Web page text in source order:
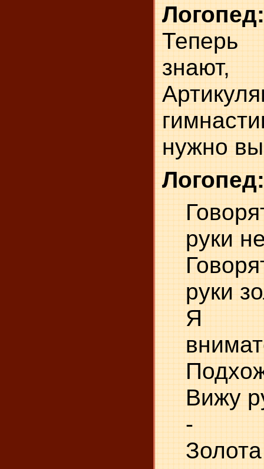
Логопед:
нужно
Логопед:
руки
руки
Я
Вижу
-